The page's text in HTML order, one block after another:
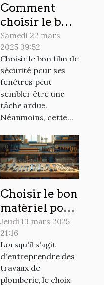
Comment
choisir le bon
film de
sécurité pour
vos fenêtres
Samedi 22 mars
2025 09:52
Choisir le bon film de
sécurité pour ses
fenêtres peut
sembler être une
tâche ardue.
Néanmoins, cette...
Choisir le bon
matériel pour
vos travaux
de plomberie
Jeudi 13 mars 2025
21:16
Lorsqu'il s'agit
d'entreprendre des
travaux de
plomberie, le choix